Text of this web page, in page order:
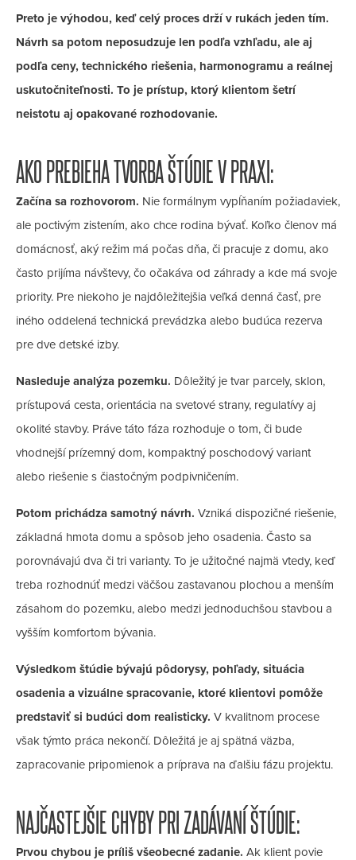
Preto je výhodou, keď celý proces drží v rukách jeden tím.
Návrh sa potom neposudzuje len podľa vzhľadu, ale aj
podľa ceny, technického riešenia, harmonogramu a reálnej
uskutočniteľnosti. To je prístup, ktorý klientom šetrí
neistotu aj opakované rozhodovanie.
AKO PREBIEHA TVORBA ŠTÚDIE V PRAXI:
Začína sa rozhovorom. Nie formálnym vypĺňaním požiadaviek,
ale poctivým zistením, ako chce rodina bývať. Koľko členov má
domácnosť, aký režim má počas dňa, či pracuje z domu, ako
často prijíma návštevy, čo očakáva od záhrady a kde má svoje
priority. Pre niekoho je najdôležitejšia veľká denná časť, pre
iného oddelená technická prevádzka alebo budúca rezerva
pre dve detské izby.
Nasleduje analýza pozemku. Dôležitý je tvar parcely, sklon,
prístupová cesta, orientácia na svetové strany, regulatívy aj
okolité stavby. Práve táto fáza rozhoduje o tom, či bude
vhodnejší prízemný dom, kompaktný poschodový variant
alebo riešenie s čiastočným podpivničením.
Potom prichádza samotný návrh. Vzniká dispozičné riešenie,
základná hmota domu a spôsob jeho osadenia. Často sa
porovnávajú dva či tri varianty. To je užitočné najmä vtedy, keď
treba rozhodnúť medzi väčšou zastavanou plochou a menším
zásahom do pozemku, alebo medzi jednoduchšou stavbou a
vyšším komfortom bývania.
Výsledkom štúdie bývajú pôdorysy, pohľady, situácia
osadenia a vizuálne spracovanie, ktoré klientovi pomôže
predstaviť si budúci dom realisticky. V kvalitnom procese
však týmto práca nekončí. Dôležitá je aj spätná väzba,
zapracovanie pripomienok a príprava na ďalšiu fázu projektu.
NAJČASTEJŠIE CHYBY PRI ZADÁVANÍ ŠTÚDIE:
Prvou chybou je príliš všeobecné zadanie. Ak klient povie